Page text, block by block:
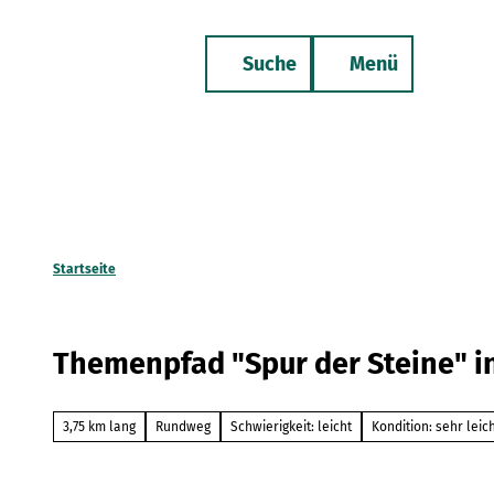
Suche Menü
Startseite
Themenpfad "Spur der Steine"
3,75 km lang Rundweg Schwierigkeit: leicht Kondition: sehr